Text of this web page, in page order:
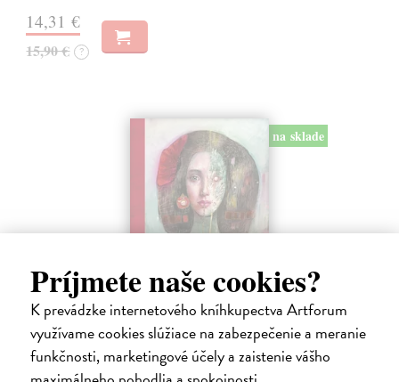
Príjmete naše cookies?
K prevádzke internetového kníhkupectva Artforum
využívame cookies slúžiace na zabezpečenie a meranie
funkčnosti, marketingové účely a zaistenie vášho
14,31 €
15,90 € ?
na sklade
Miluj ma ako naozaj
Válek Miroslav
| Kniha
HRANICA MEDZI NÁDEJOU A SEBAKLAMOM